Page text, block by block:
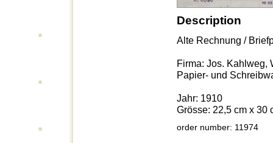
Description
Alte Rechnung /
Firma: Jos. Kahlweg,
Papier- und
Jahr: 1910
Grösse: 22,5 cm x 30
order number: 11974